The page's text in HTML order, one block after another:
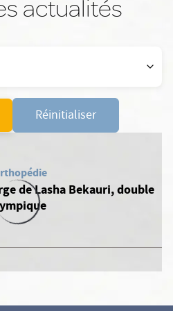
actualités
Réinitialiser
de Lasha Bekauri, double